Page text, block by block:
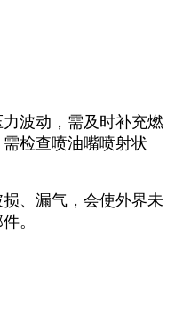
波动，需及时补充燃
检查喷油嘴喷射状
、漏气，会使外界未
。